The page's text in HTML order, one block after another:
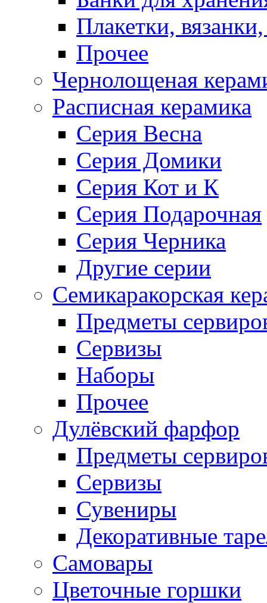
Плакетки,
Прочее
Чернолощеная
Расписная керамика
Серия Весна
Серия Домики
Серия Кот и К
Серия Подарочная
Серия Черника
Другие серии
Семикаракорская
Предметы
Сервизы
Наборы
Прочее
Дулёвский фарфор
Предметы
Сервизы
Сувениры
Декоративные
Самовары
Цветочные горшки